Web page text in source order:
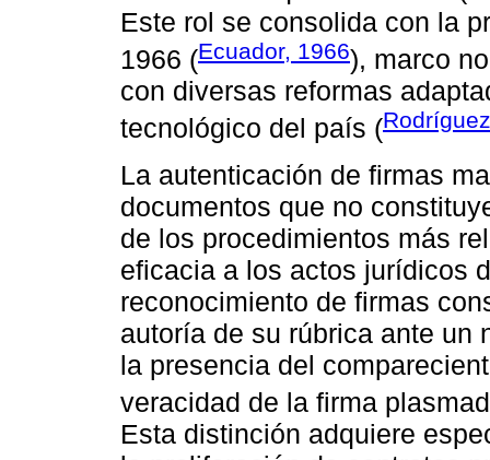
Este rol se consolida con la
1966 (Ecuador, 1966), marco
con diversas reformas
tecnológico del país (
La autenticación de firmas
documentos que no
de los procedimientos más
eficacia a los actos jurídicos
reconocimiento de firmas
autoría de su rúbrica ante un
la presencia del
veracidad de la firma
Esta distinción adquiere